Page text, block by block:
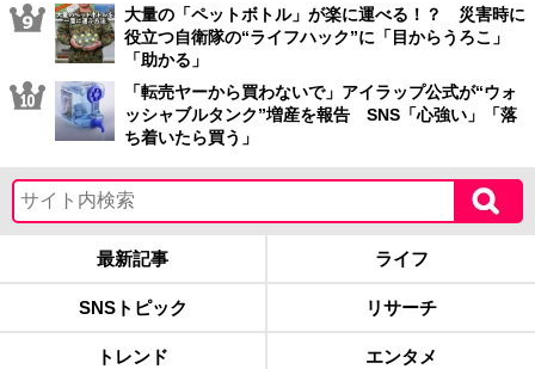
大量の「ペットボトル」が楽に運べる！？ 災害時に
役立つ自衛隊の“ライフハック”に「目からうろこ」
「助かる」
「転売ヤーから買わないで」アイラップ公式が“ウォ
ッシャブルタンク”増産を報告 SNS「心強い」「落
ち着いたら買う」
最新記事 ライフ
SNSトピック リサーチ
トレンド エンタメ